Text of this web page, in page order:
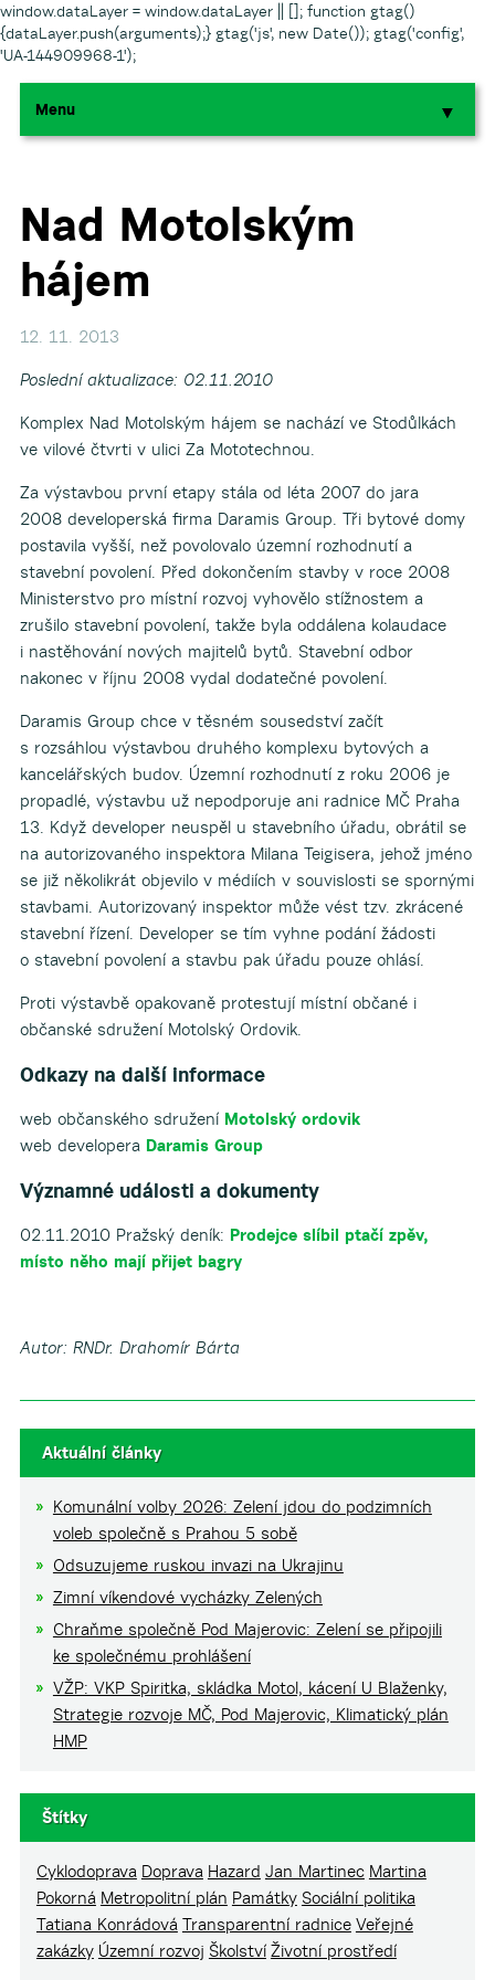
window.dataLayer = window.dataLayer || []; function gtag()
{dataLayer.push(arguments);} gtag('js', new Date()); gtag('config',
'UA-144909968-1');
Menu ▼
▼
Nad Motolským
hájem
12. 11. 2013
Poslední aktualizace: 02.11.2010
Komplex Nad Motolským hájem se nachází ve Stodůlkách
ve vilové čtvrti v ulici Za Mototechnou.
Za výstavbou první etapy stála od léta 2007 do jara
2008 developerská firma Daramis Group. Tři bytové domy
postavila vyšší, než povolovalo územní rozhodnutí a
stavební povolení. Před dokončením stavby v roce 2008
Ministerstvo pro místní rozvoj vyhovělo stížnostem a
zrušilo stavební povolení, takže byla oddálena kolaudace
i nastěhování nových majitelů bytů. Stavební odbor
nakonec v říjnu 2008 vydal dodatečné povolení.
Daramis Group chce v těsném sousedství začít
s rozsáhlou výstavbou druhého komplexu bytových a
kancelářských budov. Územní rozhodnutí z roku 2006 je
propadlé, výstavbu už nepodporuje ani radnice MČ Praha
13. Když developer neuspěl u stavebního úřadu, obrátil se
na autorizovaného inspektora Milana Teigisera, jehož jméno
se již několikrát objevilo v médiích v souvislosti se spornými
stavbami. Autorizovaný inspektor může vést tzv. zkrácené
stavební řízení. Developer se tím vyhne podání žádosti
o stavební povolení a stavbu pak úřadu pouze ohlásí.
Proti výstavbě opakovaně protestují místní občané i
občanské sdružení Motolský Ordovik.
Odkazy na další informace
web občanského sdružení Motolský ordovik
web developera Daramis Group
Významné události a dokumenty
02.11.2010 Pražský deník: Prodejce slíbil ptačí zpěv,
místo něho mají přijet bagry
Autor: RNDr. Drahomír Bárta
Aktuální články
Komunální volby 2026: Zelení jdou do podzimních
voleb společně s Prahou 5 sobě
Odsuzujeme ruskou invazi na Ukrajinu
Zimní víkendové vycházky Zelených
Chraňme společně Pod Majerovic: Zelení se připojili
ke společnému prohlášení
VŽP: VKP Spiritka, skládka Motol, kácení U Blaženky,
Strategie rozvoje MČ, Pod Majerovic, Klimatický plán
HMP
Štítky
Cyklodoprava Doprava Hazard Jan Martinec Martina
Pokorná Metropolitní plán Památky Sociální politika
Tatiana Konrádová Transparentní radnice Veřejné
zakázky Územní rozvoj Školství Životní prostředí